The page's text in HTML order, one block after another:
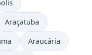
Araçatuba
Araucária